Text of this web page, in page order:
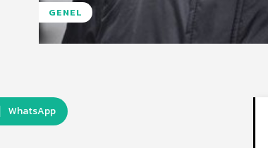
GENEL
WhatsApp